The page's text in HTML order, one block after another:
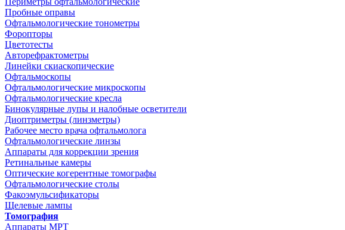
Пробные оправы
Офтальмологические тонометры
Форопторы
Цветотесты
Авторефрактометры
Линейки скиаскопические
Офтальмоскопы
Офтальмологические микроскопы
Офтальмологические кресла
Бинокулярные лупы и налобные осветители
Диоптриметры (линзметры)
Рабочее место врача офтальмолога
Офтальмологические линзы
Аппараты для коррекции зрения
Ретинальные камеры
Оптические когерентные томографы
Офтальмологические столы
Факоэмульсификаторы
Щелевые лампы
Томография
Аппараты МРТ